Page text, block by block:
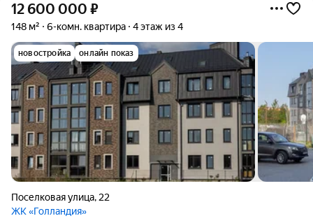
12 600 000 ₽
148 м² 6-комн. квартира 4 этаж из 4
новостройка онлайн показ
Поселковая улица, 22
ЖК «Голландия»